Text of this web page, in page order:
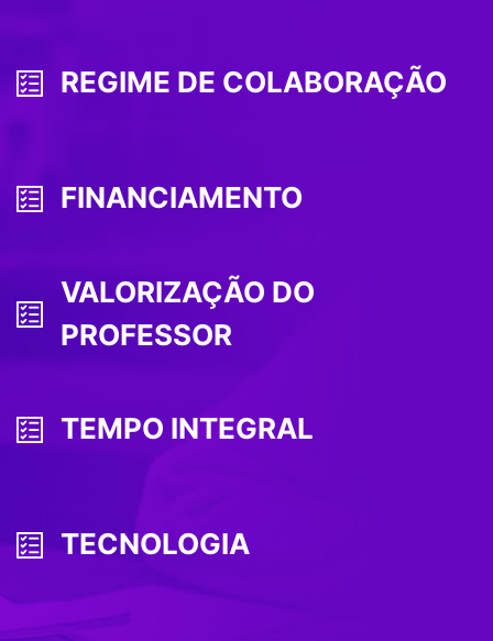
REGIME DE COLABORAÇÃO
FINANCIAMENTO
VALORIZAÇÃO DO
PROFESSOR
TEMPO INTEGRAL
TECNOLOGIA